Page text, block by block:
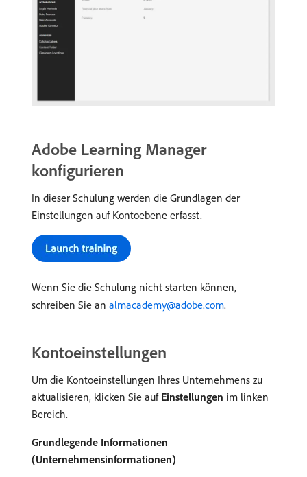
Adobe Learning Manager
konfigurieren
In dieser Schulung werden die Grundlagen der
Einstellungen auf Kontoebene erfasst.
Wenn Sie die Schulung nicht starten können,
schreiben Sie an almacademy@adobe.com.
Kontoeinstellungen
Um die Kontoeinstellungen Ihres Unternehmens zu
aktualisieren, klicken Sie auf Einstellungen im linken
Bereich.
Grundlegende Informationen
(Unternehmensinformationen)